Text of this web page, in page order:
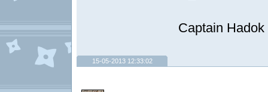
Captain
15-05-2013 12:33:02